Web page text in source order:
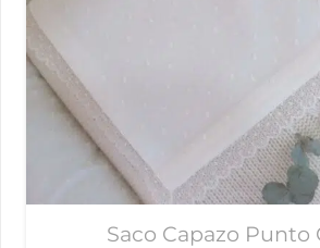
Saco Capazo Punto